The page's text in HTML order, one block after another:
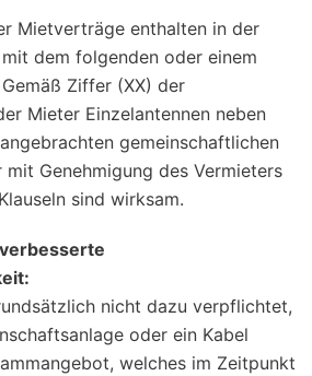
Mietverträge enthalten in der
mit dem folgenden oder einem
Gemäß Ziffer (XX) der
Mieter Einzelantennen neben
gemeinschaftlichen
mit Genehmigung des Vermieters
sind wirksam.
nicht dazu verpflichtet,
oder ein Kabel
welches im Zeitpunkt